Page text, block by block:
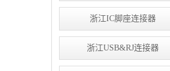
浙江IC脚座连接器
浙江USB&RJ连接器